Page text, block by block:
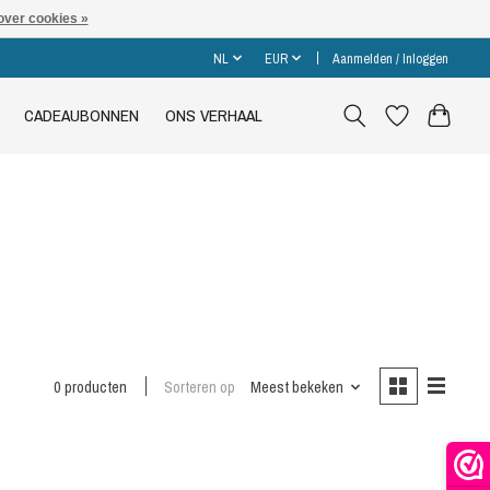
NL EUR Aanmelden / Inloggen
CADEAUBONNEN ONS VERHAAL
0 producten Sorteren op Meest bekeken
cookies »